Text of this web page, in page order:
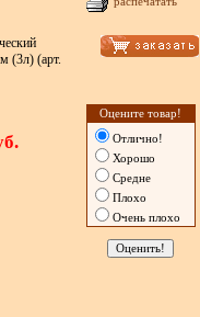
(3л) (арт.
Оцените товар!
Отлично!
Хорошо
Средне
Плохо
Очень плохо